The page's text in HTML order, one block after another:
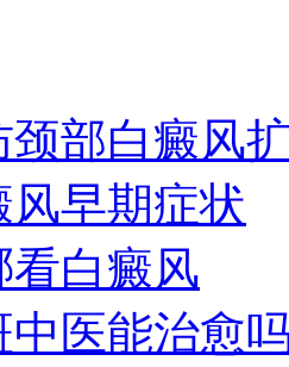
颈部白癜风
风早期症状
看白癜风
中医能治愈